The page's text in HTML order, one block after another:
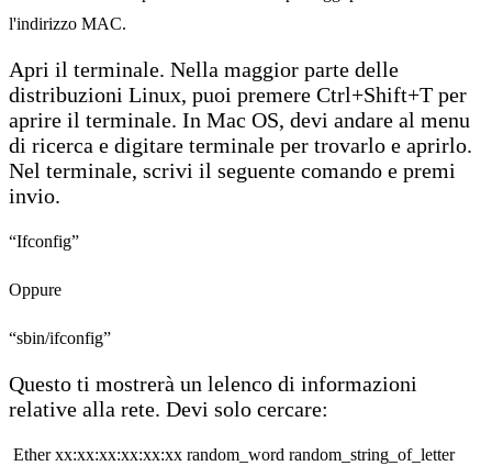
l'indirizzo MAC.
Apri il terminale. Nella maggior parte delle
distribuzioni Linux, puoi premere Ctrl+Shift+T per
aprire il terminale. In Mac OS, devi andare al menu
di ricerca e digitare terminale per trovarlo e aprirlo.
Nel terminale, scrivi il seguente comando e premi
invio.
“Ifconfig”
Oppure
“sbin/ifconfig”
Questo ti mostrerà un lelenco di informazioni
relative alla rete. Devi solo cercare:
Ether xx:xx:xx:xx:xx:xx random_word random_string_of_letter